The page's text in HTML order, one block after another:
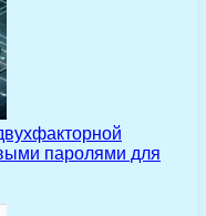
паролями для